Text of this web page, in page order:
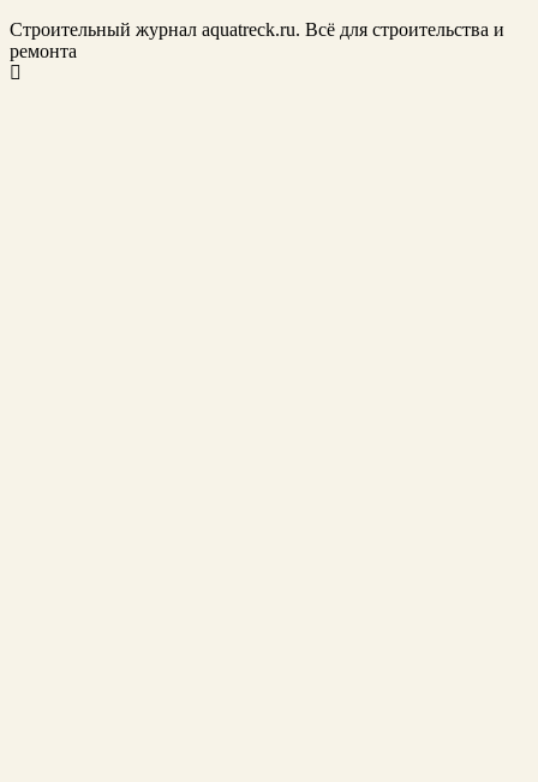
Строительный журнал aquatreck.ru. Всё для строительства и
ремонта